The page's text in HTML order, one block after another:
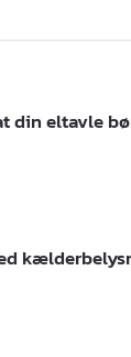
din eltavle